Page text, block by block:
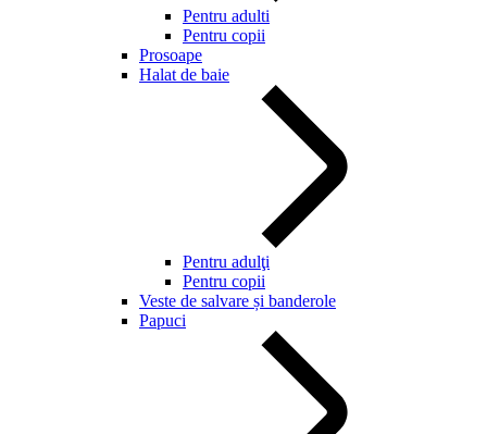
Pentru adulti
Pentru copii
Prosoape
Halat de baie
Pentru adulţi
Pentru copii
Veste de salvare și banderole
Papuci